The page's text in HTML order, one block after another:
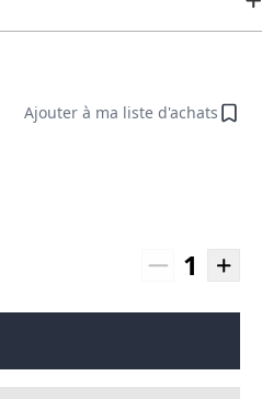
Ajouter à ma liste d'achats
1